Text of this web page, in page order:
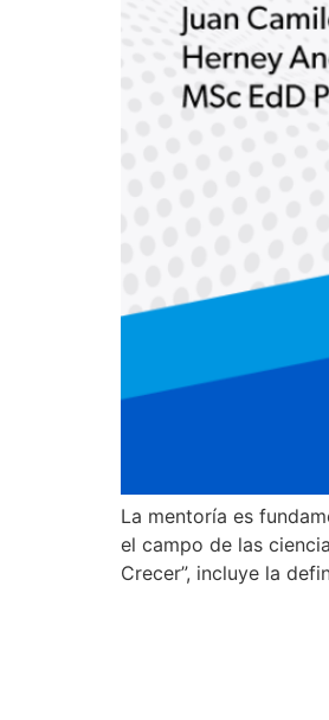
La mentoría es
el campo de las
Crecer”, incluye la